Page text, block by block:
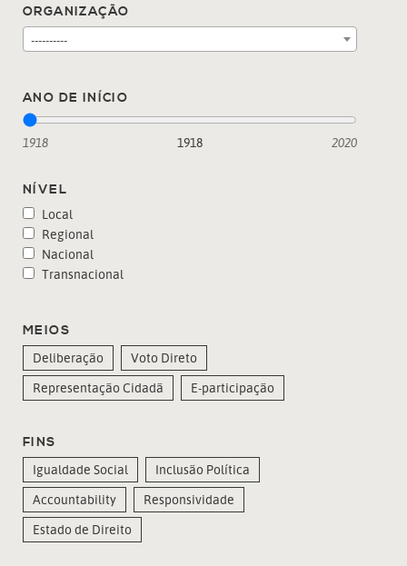
ORGANIZAÇÃO
----------
ANO DE INÍCIO
1918 2020
1918
NÍVEL
Local
Regional
Nacional
Transnacional
MEIOS
Deliberação
Voto Direto
Representação Cidadã
E-participação
FINS
Igualdade Social
Inclusão Política
Accountability
Responsividade
Estado de Direito